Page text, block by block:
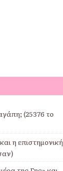
(25376 το
η επιστημονική